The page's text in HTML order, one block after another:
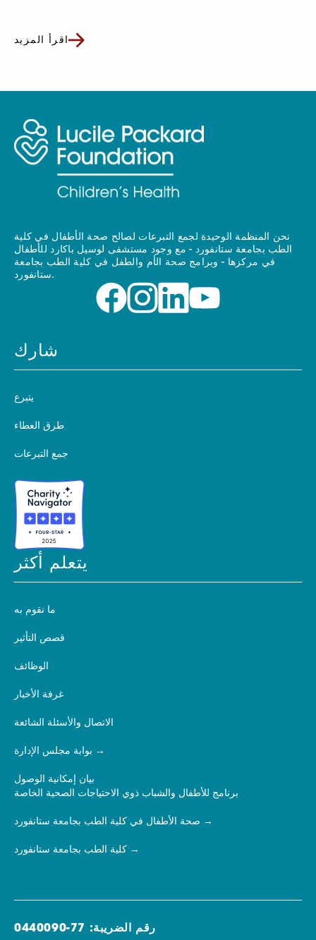
اقرأ المزيد
نحن المنظمة الوحيدة لجمع التبرعات لصالح صحة الأطفال في كلية
الطب بجامعة ستانفورد - مع وجود مستشفى لوسيل باكارد للأطفال
في مركزها - وبرامج صحة الأم والطفل في كلية الطب بجامعة
ستانفورد.
شارك
يتبرع
طرق العطاء
جمع التبرعات
يتعلم أكثر
ما نقوم به
قصص التأثير
الوظائف
غرفة الأخبار
الاتصال والأسئلة الشائعة
بوابة مجلس الإدارة
بيان إمكانية الوصول
برنامج للأطفال والشباب ذوي الاحتياجات الصحية الخاصة
صحة الأطفال في كلية الطب بجامعة ستانفورد
كلية الطب بجامعة ستانفورد
رقم الضريبة: 77-0440090